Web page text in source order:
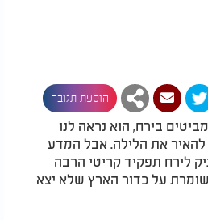
הוספת תגובה
בירח, הוא נראה לנו
להאיר את הלילה. אבל המדע
לירח תפקיד קריטי הרבה
על כדור הארץ שלא יצא